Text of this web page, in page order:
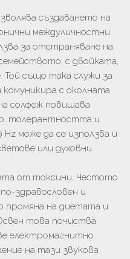
създаването на
междуличностни
за отстраняване на
с двойката,
също така служи за
с околната
солфеж повишава
толерантността и
може да се използва и
или духовни
от токсини. Честото
здравословен и
промяна на диетата и
това почиства
електромагнитно
на тази звукова